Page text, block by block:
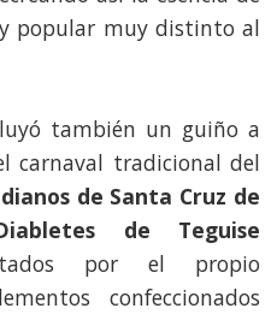
popular muy distinto al
también un guiño a
carnaval tradicional del
de Santa Cruz de
de Teguise
por el propio
confeccionados